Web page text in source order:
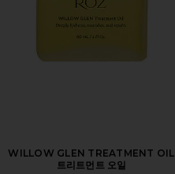
WILLOW GLEN TREATMENT OIL
트리트먼트 오일